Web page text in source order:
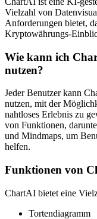
Vielzahl von
Anforderungen bietet,
Kryptowährungs-
Wie kann ich
nutzen?
Jeder Benutzer kann
nutzen, mit der
nahtloses Erlebnis zu
von Funktionen,
und Mindmaps, um
helfen.
Funktionen von
ChartAI bietet eine
Tortendiagramm